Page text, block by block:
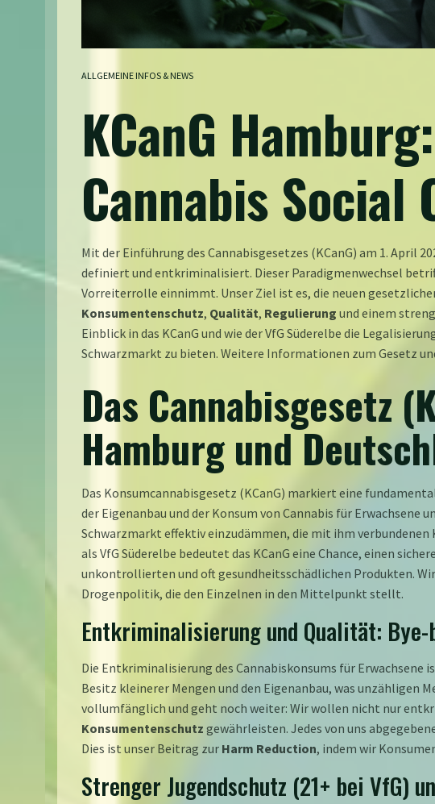
ALLGEMEINE INFOS & NEWS
KCanG
Cannabis Social
Mit der Einführung des Cannabisgesetzes (KCanG) am 1. April
definiert und entkriminalisiert. Dieser Paradigmenwechsel
Vorreiterrolle einnimmt. Unser Ziel ist es, die neuen
Konsumentenschutz, Qualität, Regulierung und einem
Einblick in das KCanG und wie der VfG Süderelbe die
Schwarzmarkt zu bieten. Weitere Informationen zum Gesetz
Das Cannabisgesetz
Hamburg und
Das Konsumcannabisgesetz (KCanG) markiert eine
der Eigenanbau und der Konsum von Cannabis für
Schwarzmarkt effektiv einzudämmen, die mit ihm
als VfG Süderelbe bedeutet das KCanG eine Chance, einen
unkontrollierten und oft gesundheitsschädlichen Produkten.
Drogenpolitik, die den Einzelnen in den Mittelpunkt stellt.
Entkriminalisierung und Qualität:
Die Entkriminalisierung des Cannabiskonsums für Erwachsene
Besitz kleinerer Mengen und den Eigenanbau, was unzähligen
vollumfänglich und geht noch weiter: Wir wollen nicht nur
Konsumentenschutz gewährleisten. Jedes von uns
Dies ist unser Beitrag zur Harm Reduction, indem wir
Strenger Jugendschutz (21+ bei VfG)